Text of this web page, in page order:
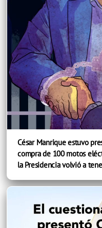
César Manrique estuvo
compra de 100 motos
la Presidencia volvió a